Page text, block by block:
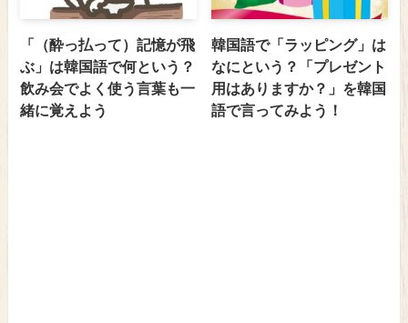
「（酔っ払って）記憶が飛
ぶ」は韓国語で何という？
飲み会でよく使う言葉も一
緒に覚えよう
韓国語で「ラッピング」は
なにという？「プレゼント
用はありますか？」を韓国
語で言ってみよう！